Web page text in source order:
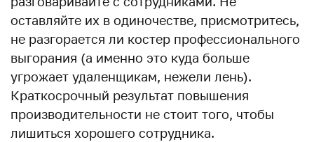
оставляйте их в одиночестве, присмотритесь,
не разгорается ли костер профессионального
выгорания (а именно это куда больше
угрожает удаленщикам, нежели лень).
Краткосрочный результат повышения
производительности не стоит того, чтобы
лишиться хорошего сотрудника.